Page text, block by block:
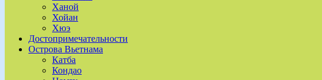
Ханой
Хойан
Хюэ
Достопримечательности
Острова Вьетнама
Катба
Кондао